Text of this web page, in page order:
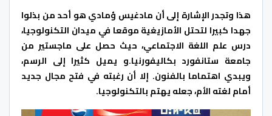
هذا وتجدر الإشارة إلى أن مادغيس ؤمادي هو أحد من بذلوا
جهدا كبيرا لتحتل الأمازيغية موقعا في ميدان التكنولوجيا،
درس علم اللغة الاجتماعي، حيث حصل على ماجستير من
جامعة ستانفورد بكاليفورنيا.و يميل كثيرا إلى الرسم،
ويبدي اهتماما بالفنون. إلا أن رغبته في فتح مجال جديد
أمام لغته الأم، جعله يهتم بالتكنولوجيا.